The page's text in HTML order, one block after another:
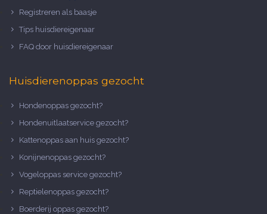
Registreren als baasje
Tips huisdiereigenaar
FAQ door huisdiereigenaar
Huisdierenoppas gezocht
Hondenoppas gezocht?
Hondenuitlaatservice gezocht?
Kattenoppas aan huis gezocht?
Konijnenoppas gezocht?
Vogeloppas service gezocht?
Reptielenoppas gezocht?
Boerderij oppas gezocht?